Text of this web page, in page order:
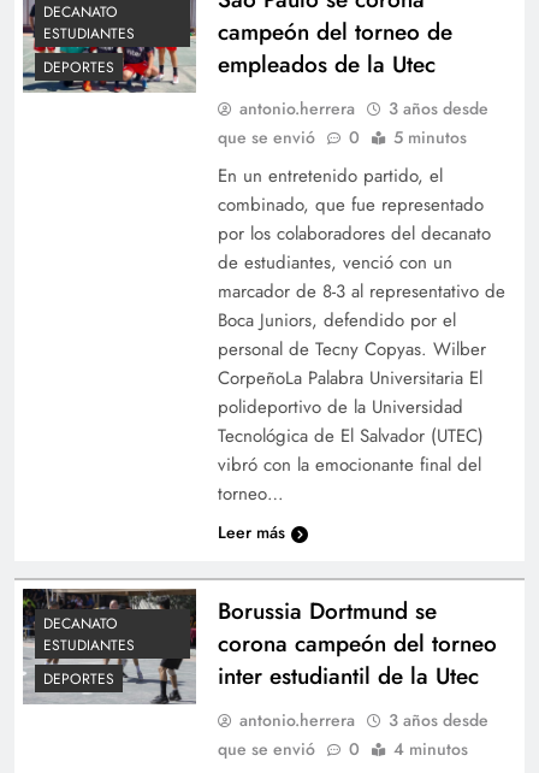
DECANATO
ESTUDIANTES
DEPORTES
campeón del torneo de
empleados de la Utec
antonio.herrera
3 años desde
que se envió
0 5 minutos
En un entretenido partido, el
combinado, que fue representado
por los colaboradores del decanato
de estudiantes, venció con un
marcador de 8-3 al representativo de
Boca Juniors, defendido por el
personal de Tecny Copyas. Wilber
CorpeñoLa Palabra Universitaria El
polideportivo de la Universidad
Tecnológica de El Salvador (UTEC)
vibró con la emocionante final del
torneo…
Leer más
DECANATO
ESTUDIANTES
DEPORTES
Borussia Dortmund se
corona campeón del torneo
inter estudiantil de la Utec
antonio.herrera
3 años desde
que se envió
0 4 minutos